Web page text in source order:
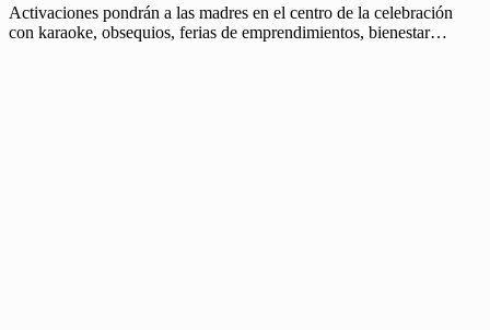
Activaciones pondrán a las madres en el centro de la celebración
con karaoke, obsequios, ferias de emprendimientos, bienestar…